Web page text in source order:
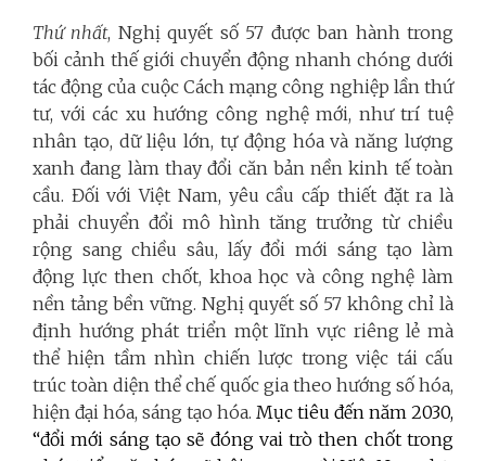
Thứ nhất, Nghị quyết số 57 được ban hành trong
bối cảnh thế giới chuyển động nhanh chóng dưới
tác động của cuộc Cách mạng công nghiệp lần thứ
tư, với các xu hướng công nghệ mới, như trí tuệ
nhân tạo, dữ liệu lớn, tự động hóa và năng lượng
xanh đang làm thay đổi căn bản nền kinh tế toàn
cầu. Đối với Việt Nam, yêu cầu cấp thiết đặt ra là
phải chuyển đổi mô hình tăng trưởng từ chiều
rộng sang chiều sâu, lấy đổi mới sáng tạo làm
động lực then chốt, khoa học và công nghệ làm
nền tảng bền vững. Nghị quyết số 57 không chỉ là
định hướng phát triển một lĩnh vực riêng lẻ mà
thể hiện tầm nhìn chiến lược trong việc tái cấu
trúc toàn diện thể chế quốc gia theo hướng số hóa,
hiện đại hóa, sáng tạo hóa. Mục tiêu đến năm 2030,
“đổi mới sáng tạo sẽ đóng vai trò then chốt trong